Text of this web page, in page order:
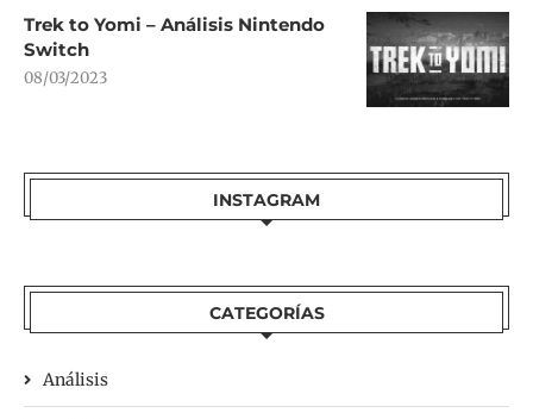
Trek to Yomi – Análisis Nintendo
Switch
08/03/2023
INSTAGRAM
CATEGORÍAS
Análisis